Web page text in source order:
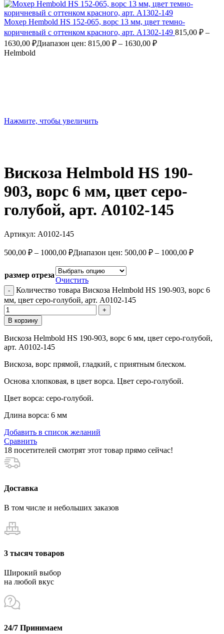
Мохер Hembold HS 152-065, ворс 13 мм, цвет темно-
коричневый с оттенком красного, арт. А1302-149 815,00 ₽ –
1630,00 ₽Диапазон цен: 815,00 ₽ – 1630,00 ₽
Helmbold
Нажмите, чтобы увеличить
Вискоза Helmbold HS 190-
903, ворс 6 мм, цвет серо-
голубой, арт. А0102-145
Артикул: А0102-145
500,00 ₽ – 1000,00 ₽Диапазон цен: 500,00 ₽ – 1000,00 ₽
размер отреза
Очистить
Количество товара Вискоза Helmbold HS 190-903, ворс 6
мм, цвет серо-голубой, арт. А0102-145
В корзину
Вискоза Helmbold HS 190-903, ворс 6 мм, цвет серо-голубой,
арт. А0102-145
Вискоза, ворс прямой, гладкий, с приятным блеском.
Основа хлопковая, в цвет ворса. Цвет серо-голубой.
Цвет ворса: серо-голубой.
Длина ворса: 6 мм
Добавить в список желаний
Сравнить
18 посетителей смотрят этот товар прямо сейчас!
Доставка
В том числе и небольших заказов
3 тысяч товаров
Широкий выбор
на любой вкус
24/7 Принимаем